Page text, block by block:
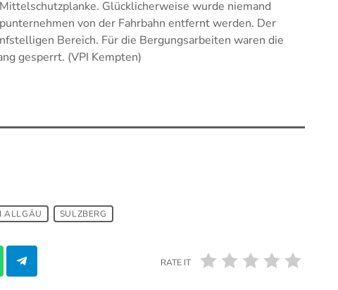
Glücklicherweise wurde niemand
von der Fahrbahn entfernt werden. Der
Bereich. Für die Bergungsarbeiten waren die
gesperrt. (VPI Kempten)
ALLGÄU SULZBERG
RATE IT